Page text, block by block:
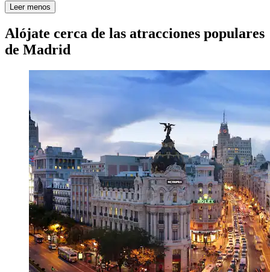
Leer menos
Alójate cerca de las atracciones populares
de Madrid